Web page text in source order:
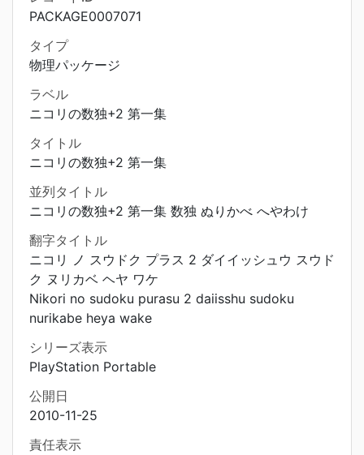
PACKAGE0007071
タイプ
物理パッケージ
ラベル
ニコリの数独+2 第一集
タイトル
ニコリの数独+2 第一集
並列タイトル
ニコリの数独+2 第一集 数独 ぬりかべ へやわけ
翻字タイトル
ニコリ ノ スウドク プラス 2 ダイイッシュウ スウド
ク ヌリカベ ヘヤ ワケ
Nikori no sudoku purasu 2 daiisshu sudoku
nurikabe heya wake
シリーズ表示
PlayStation Portable
公開日
2010-11-25
責任表示